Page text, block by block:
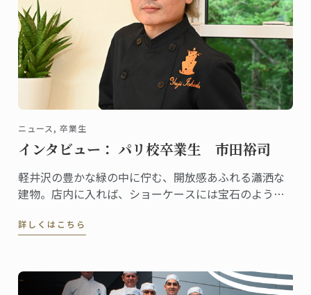
ニュース, 卒業生
インタビュー： パリ校卒業生 市田裕司
軽井沢の豊かな緑の中に佇む、開放感あふれる瀟洒な
建物。店内に入れば、ショーケースには宝石のように
誘います。
詳しくはこちら